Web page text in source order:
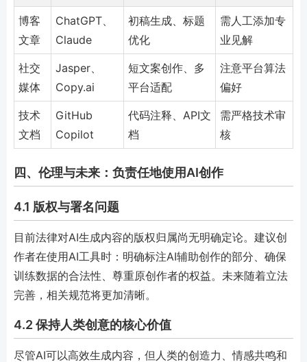
博客
文章
ChatGPT、
Claude
初稿生成、标题
优化
需人工添加专
业见解
社交
媒体
Jasper、
Copy.ai
短文案创作、多
平台适配
注意平台算法
偏好
技术
文档
GitHub
Copilot
代码注释、API文
档
需严格技术审
核
四、伦理与未来：负责任地使用AI创作
4.1 版权与署名问题
目前法律对AI生成内容的版权归属尚无明确定论。建议创
作者在使用AI工具时：明确标注AI辅助创作的部分、确保
训练数据的合法性、尊重原创作者的权益。未来随着立法
完善，相关规范将更加清晰。
4.2 保持人类创意的核心价值
尽管AI可以高效生成内容，但人类的创造力、情感共鸣和